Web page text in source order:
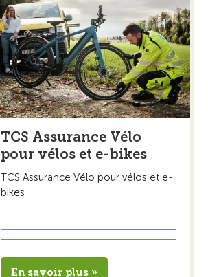
TCS Assurance Vélo
pour vélos et e-bikes
TCS Assurance Vélo pour vélos et e-
bikes
En savoir plus »